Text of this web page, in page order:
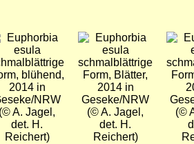
blühend,
2014 in
NRW
(© A. Jagel,
det. H.
Reichert)
Bild
schmalblättrige
Form, Blätter,
2014 in
Geseke/NRW
(© A. Jagel,
det. H.
Reichert)
Bild
(©